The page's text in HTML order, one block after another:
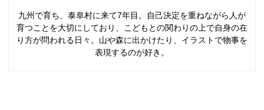
九州で育ち、泰阜村に来て7年目。自己決定を重ねながら人が
育つことを大切にしており、こどもとの関わりの上で自身の在
り方が問われる日々。山や森に出かけたり、イラストで物事を
表現するのが好き。